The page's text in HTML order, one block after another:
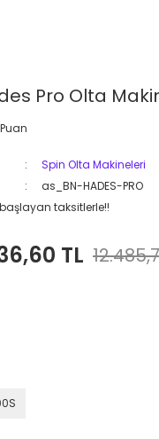
Pro Olta
Spin Olta Makineleri
as_BN-HADES-PRO
taksitlerle!!
TL